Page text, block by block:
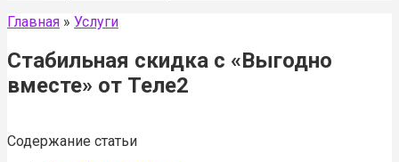
Главная » Услуги
Стабильная скидка с «Выгодно
вместе» от Теле2
Содержание статьи